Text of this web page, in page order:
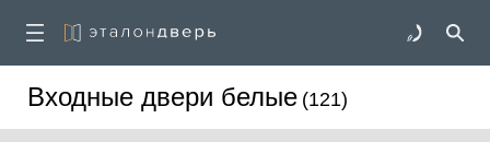
Входные двери белые (121)